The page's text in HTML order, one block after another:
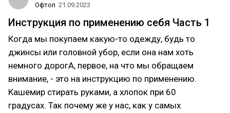
Офтоп 21.09.2023
Инструкция по применению себя Часть 1
Когда мы покупаем какую-то одежду, будь то
джинсы или головной убор, если она нам хоть
немного дорогА, первое, на что мы обращаем
внимание, - это на инструкцию по применению.
Кашемир стирать руками, а хлопок при 60
градусах. Так почему же у нас, как у самых